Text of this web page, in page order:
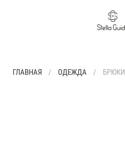
ГЛАВНАЯ ОДЕЖДА БРЮКИ